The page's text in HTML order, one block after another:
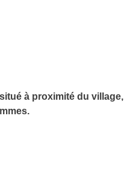
à proximité du village,